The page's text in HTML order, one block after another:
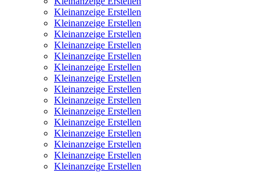
Kleinanzeige Erstellen
Kleinanzeige Erstellen
Kleinanzeige Erstellen
Kleinanzeige Erstellen
Kleinanzeige Erstellen
Kleinanzeige Erstellen
Kleinanzeige Erstellen
Kleinanzeige Erstellen
Kleinanzeige Erstellen
Kleinanzeige Erstellen
Kleinanzeige Erstellen
Kleinanzeige Erstellen
Kleinanzeige Erstellen
Kleinanzeige Erstellen
Kleinanzeige Erstellen